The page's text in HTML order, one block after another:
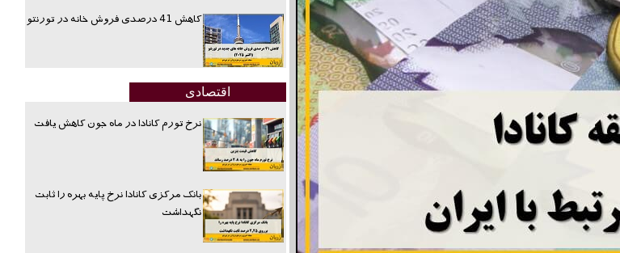
کاهش 41 درصدی فروش خانه در تورنتو
اقتصادی
نرخ تورم کانادا در ماه جون کاهش یافت
بانک مرکزی کانادا نرخ پایه بهره را ثابت
نگهداشت